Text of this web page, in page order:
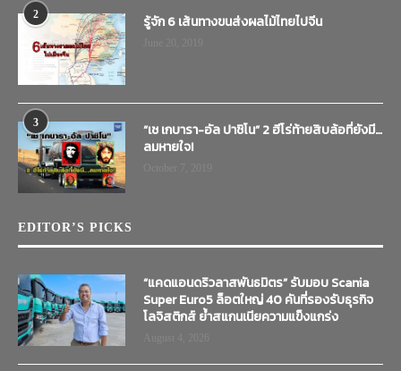
2 รู้จัก 6 เส้นทางขนส่งผลไม้ไทยไปจีน
3
“เช เกบารา-อัล ปาชิโน” 2 ฮีโร่ท้ายสิบล้อที่ยังมี…
ลมหายใจ!
EDITOR’S PICKS
“แคดแอนดริวลาสพันธมิตร” รับมอบ Scania
Super Euro5 ล็อตใหญ่ 40 คันที่รองรับธุรกิจ
โลจิสติกส์ ย้ำสแกนเนียความแข็งแกร่ง